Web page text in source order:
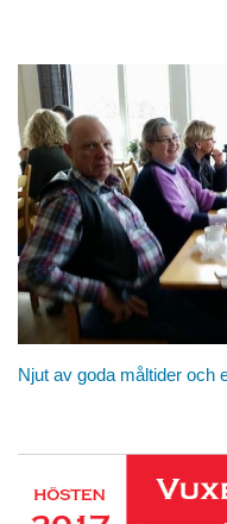
Njut av goda måltider och